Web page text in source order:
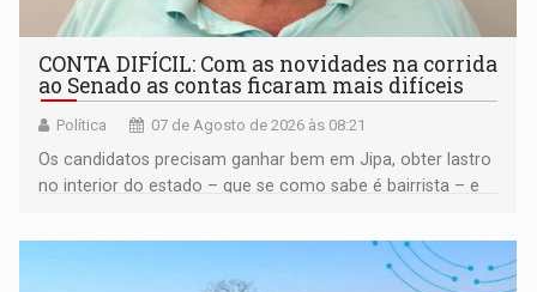
CONTA DIFÍCIL: Com as novidades na corrida
ao Senado as contas ficaram mais difíceis
Política 07 de Agosto de 2026 às 08:21
Os candidatos precisam ganhar bem em Jipa, obter lastro
no interior do estado – que se como sabe é bairrista – e
garantir